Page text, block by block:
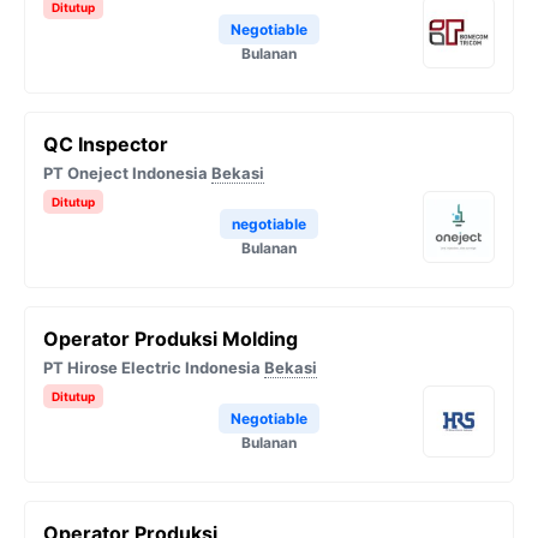
Ditutup
Negotiable
Bulanan
QC Inspector
PT Oneject Indonesia Bekasi
Ditutup
negotiable
Bulanan
Operator Produksi Molding
PT Hirose Electric Indonesia Bekasi
Ditutup
Negotiable
Bulanan
Operator Produksi